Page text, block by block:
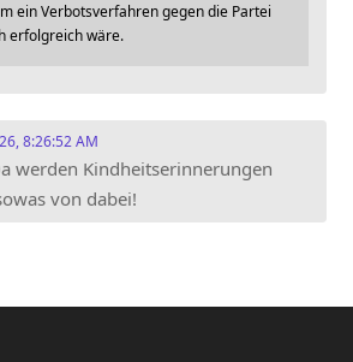
ein Verbotsverfahren gegen die Partei
erfolgreich wäre.
8:26:52 AM
werden Kindheitserinnerungen
von dabei!